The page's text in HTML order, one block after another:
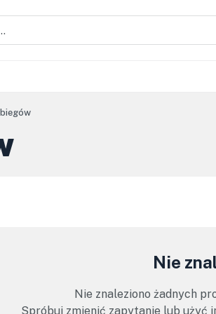
Nie
Nie znaleziono żadnych
Spróbuj zmienić zapytanie lub użyć